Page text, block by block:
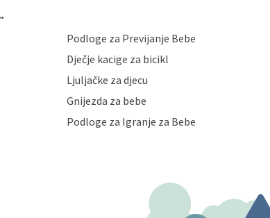
sukladno Politici privatnosti i kolačića koju možete pročitati
tehničkih i sigurnosnih mjera zaštite osobnih podataka od
i posjetitelja web stranica, čuva povjerljivost Vaših osobnih
pristup i priopćavanje osobnih podataka samo onim svojim
u slučajevima koji su dozvoljeni zakonima. Napominjemo da
u potpunosti ili djelomice, bez naknade i objašnjenja odustati od
prestanak aktivnosti obrade Vaših osobnih podataka. Opoziv
Podloge za Previjanje Bebe
Dječje kacige za bicikl
Ljuljačke za djecu
Gnijezda za bebe
Podloge za Igranje za Bebe